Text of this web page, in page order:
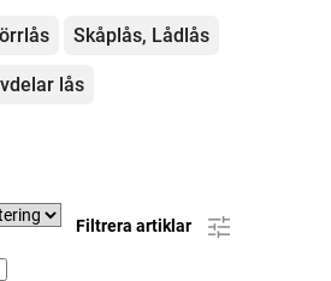
Skåplås, Lådlås
lås
Filtrera artiklar